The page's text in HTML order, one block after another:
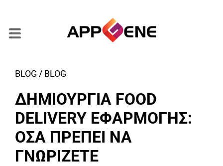
BLOG / BLOG
ΔΗΜΙΟΥΡΓΙΑ FOOD
DELIVERY ΕΦΑΡΜΟΓΗΣ:
ΟΣΑ ΠΡΕΠΕΙ ΝΑ
ΓΝΩΡΙΖΕΤΕ